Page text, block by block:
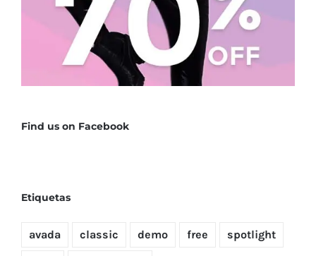
Find us on Facebook
Etiquetas
avada classic demo free spotlight